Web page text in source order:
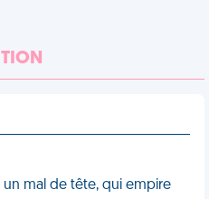
mal de tête, qui empire